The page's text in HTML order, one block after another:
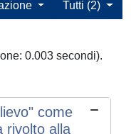
Tutti (2)
0.003 secondi).
come
rivolto alla